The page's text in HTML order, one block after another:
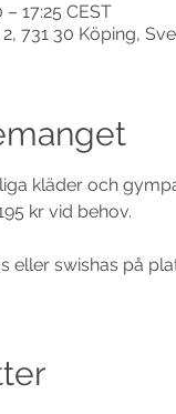
17:25 CEST
731 30 Köping,
kläder och
kr vid behov.
eller swishas på